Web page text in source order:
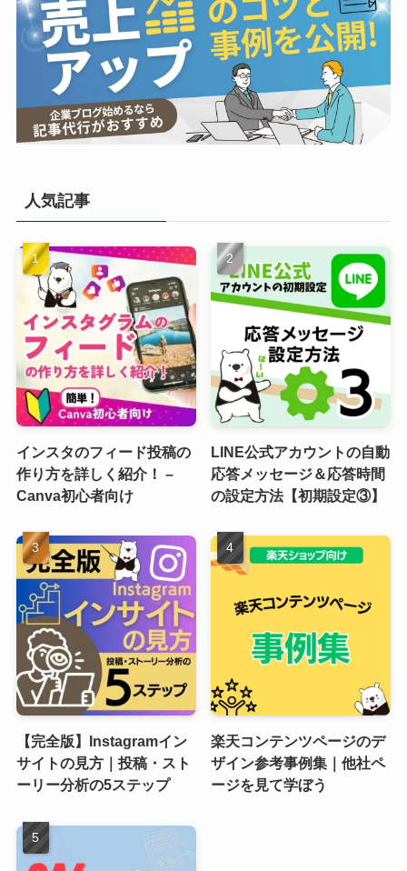
人気記事
インスタのフィード投稿の
作り方を詳しく紹介！ –
Canva初心者向け
LINE公式アカウントの自動
応答メッセージ＆応答時間
の設定方法【初期設定③】
【完全版】Instagramイン
サイトの見方｜投稿・スト
ーリー分析の5ステップ
楽天コンテンツページのデ
ザイン参考事例集｜他社ペ
ージを見て学ぼう